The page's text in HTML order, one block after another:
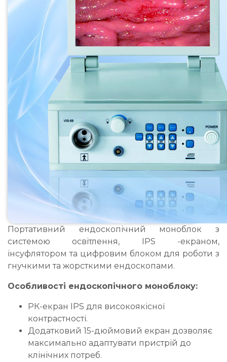
Портативний ендоскопічний моноблок з
системою освітлення, IPS -екраном,
інсуфлятором та цифровим блоком для роботи з
гнучкими та жорсткими ендоскопами.
Особливості ендоскопічного моноблоку:
РК-екран IPS для високоякісної
контрастності.
Додатковий 15-дюймовий екран дозволяє
максимально адаптувати пристрій до
клінічних потреб.